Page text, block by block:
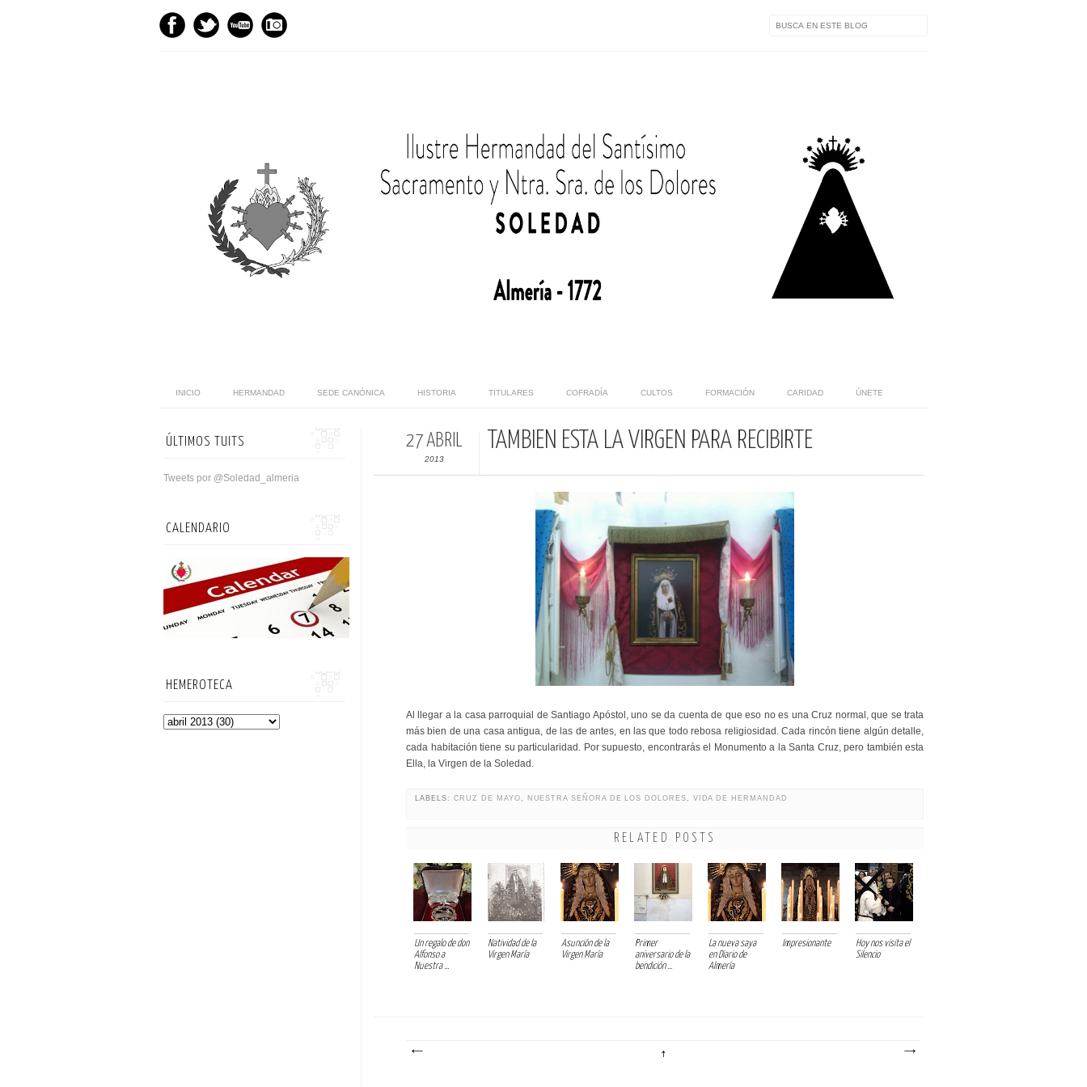
INICIO HERMANDAD SEDE CANÓNICA HISTORIA TITULARES COFRADÍA CULTOS FORMACIÓN CARIDAD ÚNETE
27 ABRIL
2013
TAMBIÉN ESTÁ LA VIRGEN PARA RECIBIRTE
Al llegar a la casa parroquial de Santiago Apóstol, uno se da cuenta de que eso no es una Cruz normal, que se trata
más bien de una casa antigua, de las de antes, en las que todo rebosa religiosidad. Cada rincón tiene algún detalle,
cada habitación tiene su particularidad. Por supuesto, encontrarás el Monumento a la Santa Cruz, pero también esta
Ella, la Virgen de la Soledad.
LABELS: CRUZ DE MAYO NUESTRA SEÑORA DE LOS DOLORES VIDA DE HERMANDAD
RELATED POSTS
Un regalo de don
Alfonso a
Nuestra ...
Natividad de la
Virgen María
Asunción de la
Virgen María
Primer
aniversario de la
bendición ...
La nueva saya
en Diario de
Almería
Impresionante
Hoy nos visita el
Silencio
ÚLTIMOS TUITS
Tweets por @Soledad_almeria
CALENDARIO
HEMEROTECA